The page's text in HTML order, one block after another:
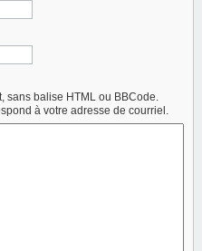
sans balise HTML ou BBCode.
à votre adresse de courriel.